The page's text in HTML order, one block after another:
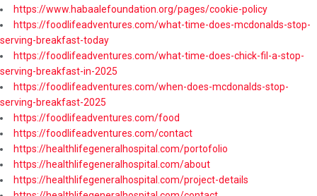
https://www.habaalefoundation.org/pages/cookie-policy
https://foodlifeadventures.com/what-time-does-mcdonalds-stop-
serving-breakfast-today
https://foodlifeadventures.com/what-time-does-chick-fil-a-stop-
serving-breakfast-in-2025
https://foodlifeadventures.com/when-does-mcdonalds-stop-
serving-breakfast-2025
https://foodlifeadventures.com/food
https://foodlifeadventures.com/contact
https://healthlifegeneralhospital.com/portofolio
https://healthlifegeneralhospital.com/about
https://healthlifegeneralhospital.com/project-details